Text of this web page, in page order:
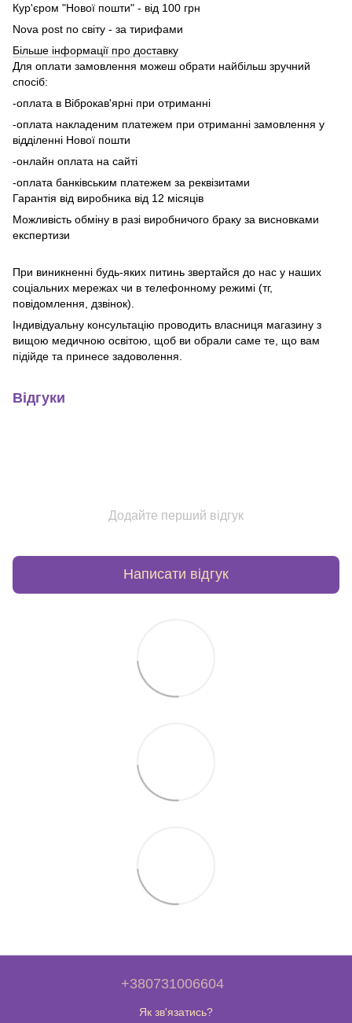
Кур'єром "Нової пошти" - від 100 грн
Nova post по світу - за тирифами
Більше інформації про доставку
Для оплати замовлення можеш обрати найбільш зручний
спосіб:
-оплата в Віброкав'ярні при отриманні
-оплата накладеним платежем при отриманні замовлення у
відділенні Нової пошти
-онлайн оплата на сайті
-оплата банківським платежем за реквізитами
Гарантія від виробника від 12 місяців
Можливість обміну в разі виробничого браку за висновками
експертизи
При виникненні будь-яких питинь звертайся до нас у наших
соціальних мережах чи в телефонному режимі (тг,
повідомлення, дзвінок).
Індивідуальну консультацію проводить власниця магазину з
вищою медичною освітою, щоб ви обрали саме те, що вам
підійде та принесе задоволення.
Відгуки
Додайте перший відгук
Написати відгук
+380731006604
Як зв'язатись?